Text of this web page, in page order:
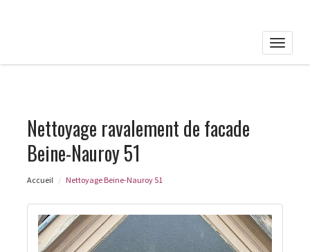
Toggle
Nettoyage ravalement de facade
Beine-Nauroy 51
Accueil Nettoyage Beine-Nauroy 51